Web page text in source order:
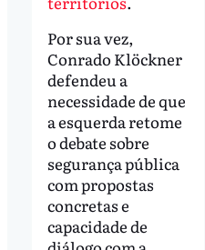
Por sua vez,
Conrado Klöckner
defendeu a
necessidade de que
a esquerda retome
o debate sobre
segurança pública
com propostas
concretas e
capacidade de